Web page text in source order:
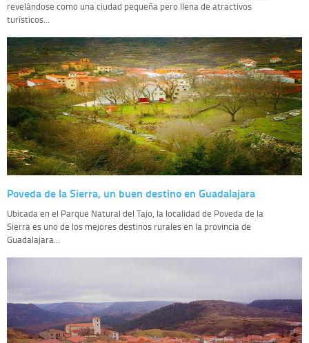
revelándose como una ciudad pequeña pero llena de atractivos
turísticos...
Poveda de la Sierra, un buen destino en Guadalajara
Ubicada en el Parque Natural del Tajo, la localidad de Poveda de la
Sierra es uno de los mejores destinos rurales en la provincia de
Guadalajara...